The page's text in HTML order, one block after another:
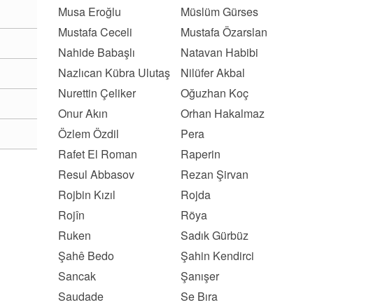
Musa Eroğlu
Müslüm Gürses
Mustafa Ceceli
Mustafa Özarslan
Nahide Babaşlı
Natavan Habibi
Nazlıcan Kübra Ulutaş
Nilüfer Akbal
Nurettin Çeliker
Oğuzhan Koç
Onur Akın
Orhan Hakalmaz
Özlem Özdil
Pera
Rafet El Roman
Raperin
Resul Abbasov
Rezan Şirvan
Rojbin Kızıl
Rojda
Rojîn
Röya
Ruken
Sadık Gürbüz
Şahê Bedo
Şahin Kendirci
Sancak
Şanışer
Saudade
Se Bıra